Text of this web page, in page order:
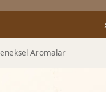
Aromalar